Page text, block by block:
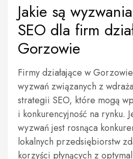
Jakie są
SEO dla firm
Gorzowie
Firmy działające w
wyzwań związanych z
strategii SEO, które mogą
i konkurencyjność na rynku.
wyzwań jest rosnąca
lokalnych przedsiębiorstw
korzyści płynących z